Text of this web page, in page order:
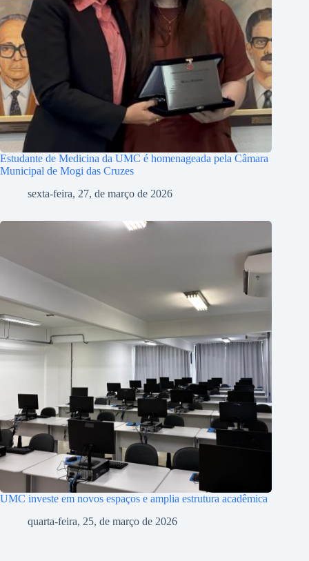
Estudante de Medicina da UMC é homenageada pela Câmara
Municipal de Mogi das Cruzes
sexta-feira, 27, de março de 2026
UMC investe em novos espaços e amplia estrutura acadêmica
quarta-feira, 25, de março de 2026